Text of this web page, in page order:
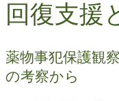
回復支援
薬物事犯保護観
の考察から